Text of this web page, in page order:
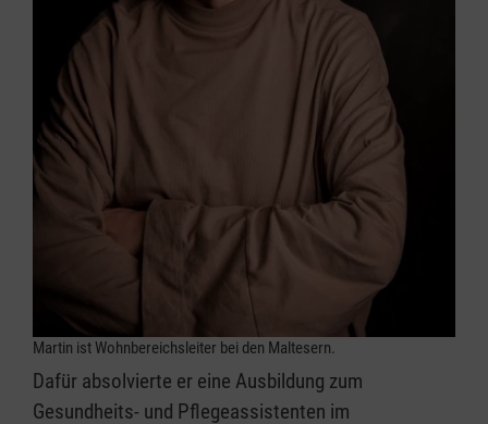
Martin ist Wohnbereichsleiter bei den Maltesern.
Dafür absolvierte er eine Ausbildung zum
Gesundheits- und Pflegeassistenten im